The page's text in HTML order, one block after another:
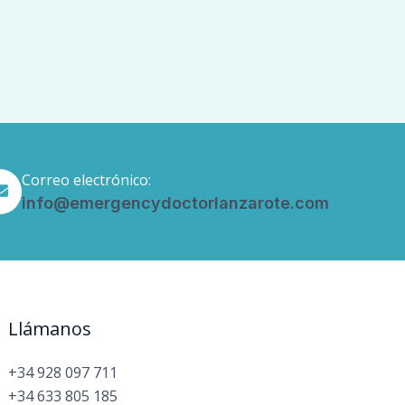
Correo electrónico:
info@emergencydoctorlanzarote.com
Llámanos
+34 928 097 711
+34 633 805 185